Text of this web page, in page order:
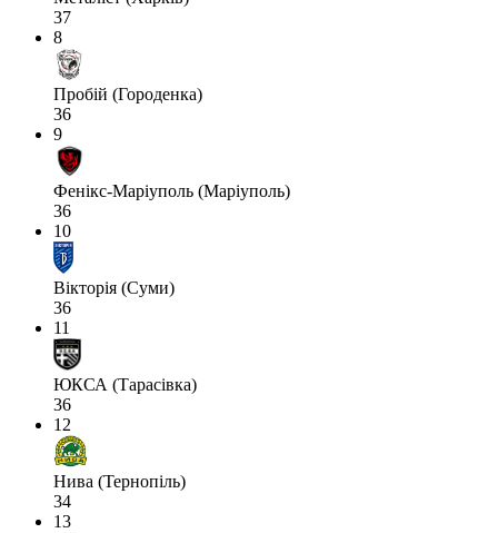
37
8
Пробій (Городенка)
36
9
Фенікс-Маріуполь (Маріуполь)
36
10
Вікторія (Суми)
36
11
ЮКСА (Тарасівка)
36
12
Нива (Тернопіль)
34
13